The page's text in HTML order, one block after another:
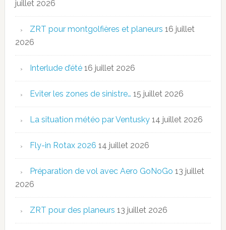
juillet 2026
ZRT pour montgolfières et planeurs 16 juillet
2026
Interlude d’été 16 juillet 2026
Eviter les zones de sinistre… 15 juillet 2026
La situation météo par Ventusky 14 juillet 2026
Fly-in Rotax 2026 14 juillet 2026
Préparation de vol avec Aero GoNoGo 13 juillet
2026
ZRT pour des planeurs 13 juillet 2026